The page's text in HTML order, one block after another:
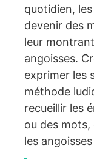
quotidien,
devenir des
leur
angoisses.
exprimer les
méthode
recueillir les
ou des mots,
les